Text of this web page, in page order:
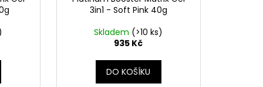
3in1 - Soft Pink 40g
Skladem (>10 ks)
935 Kč
DO KOŠÍKU